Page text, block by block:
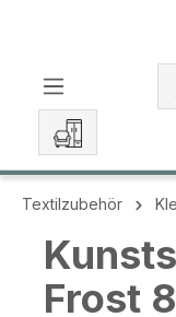
Textilzubehör
Frost